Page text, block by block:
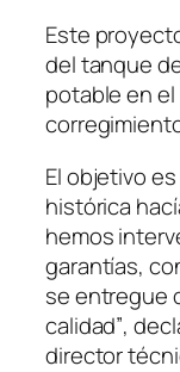
Este
del tanque
potable en
El objetivo
histórica
hemos
garantías,
se entregue
calidad”,
director